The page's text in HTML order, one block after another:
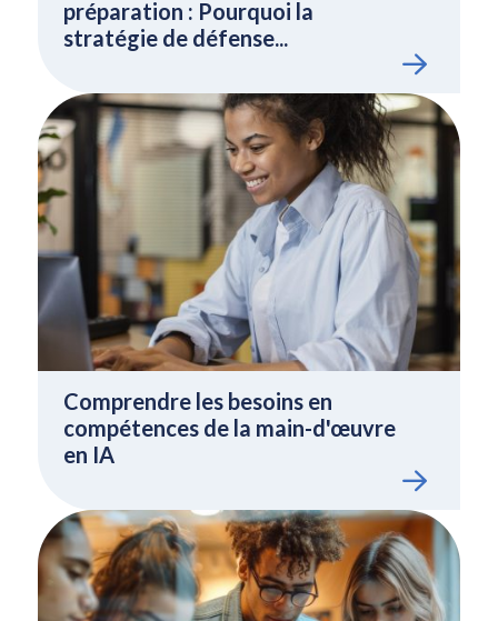
préparation : Pourquoi la
stratégie de défense...
Comprendre les besoins en
compétences de la main-d'œuvre
en IA